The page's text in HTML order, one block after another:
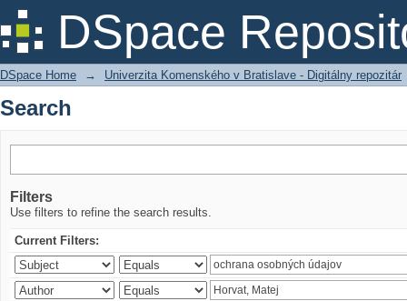
DSpace
Search
DSpace Home → Univerzita Komenského v Bratislave - Digitálny repozitár
Search
Filters
Use filters to refine the search results.
Current Filters: